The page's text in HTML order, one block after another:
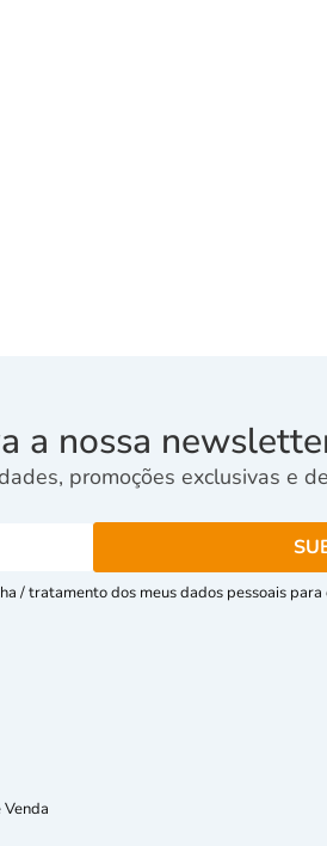
a nossa
promoções exclusivas e
/ tratamento dos meus dados pessoais
Venda